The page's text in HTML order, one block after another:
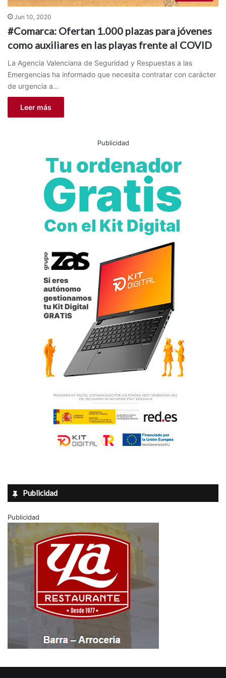
Jun 10, 2020
#Comarca: Ofertan 1.000 plazas para jóvenes
como auxiliares en las playas frente al COVID
La Agencia Valenciana de Seguridad y Respuestas a las
Emergencias ha informado que necesita contratar con carácter
de urgencia a…
Leer más
Publicidad
Publicidad
Publicidad